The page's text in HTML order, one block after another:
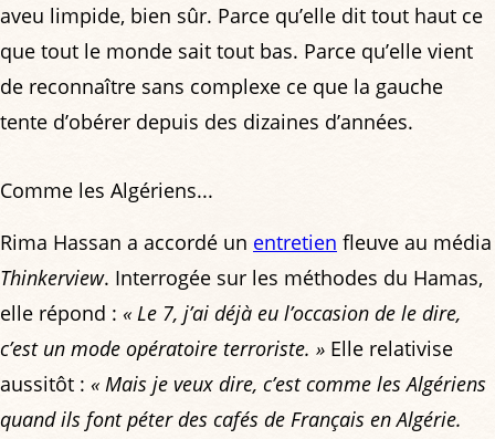
aveu limpide, bien sûr. Parce qu’elle dit tout haut ce
que tout le monde sait tout bas. Parce qu’elle vient
de reconnaître sans complexe ce que la gauche
tente d’obérer depuis des dizaines d’années.
Comme les Algériens...
Rima Hassan a accordé un entretien fleuve au média
Thinkerview. Interrogée sur les méthodes du Hamas,
elle répond : « Le 7, j’ai déjà eu l’occasion de le dire,
c’est un mode opératoire terroriste. » Elle relativise
aussitôt : « Mais je veux dire, c’est comme les Algériens
quand ils font péter des cafés de Français en Algérie.